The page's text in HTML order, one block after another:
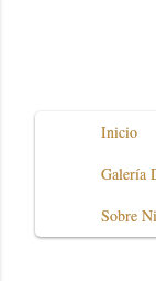
Inicio
Galería
Sobre